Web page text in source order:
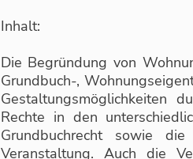
Inhalt:
Die Begründung von
Grundbuch-,
Gestaltungsmöglichkeiten
Rechte in den
Grundbuchrecht sowie
Veranstaltung. Auch die